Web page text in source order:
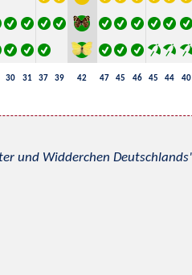
30 31 37 39 42 47 45 46 45 44 40
und Widderchen Deutschlands